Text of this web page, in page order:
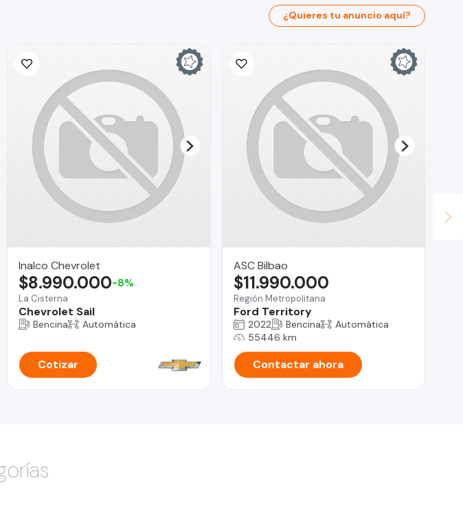
¿Quieres tu anuncio aquí?
Inalco Chevrolet
La Cisterna
Chevrolet Sail
$8.990.000-8%
Bencina Automática
Cotizar
ASC Bilbao
Región Metropolitana
Ford Territory
$11.990.000
2022 Bencina
Automática
55446 km
Contactar ahora